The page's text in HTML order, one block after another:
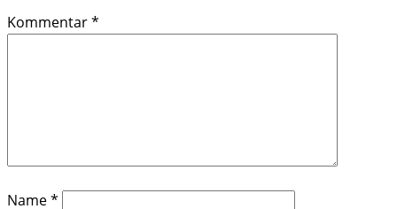
Kommentar*
Name*